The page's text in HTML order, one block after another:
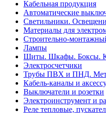
Кабельная продукция
Автоматические
Светильники.
Материалы для
Строительно-
Лампы
Щиты. Шкафы. Боксы.
Электросчетчики
Трубы ПВХ и ПНД.
Кабель-каналы и
Выключатели и розетки
Электроинструмент и
Реле тепловые,